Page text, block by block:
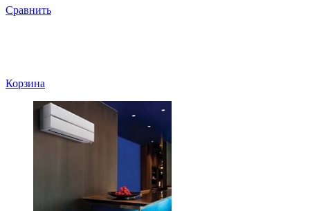
Сравнить
Корзина